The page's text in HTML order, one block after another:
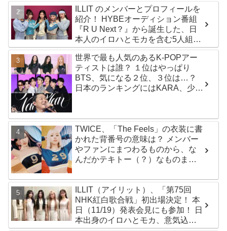
ILLIT のメンバーとプロフィールを
紹介！ HYBEオーディション番組
『R U Next？』から誕生した、日
本人のイロハとモカを含む5人組ガ
ールズグループ！ デビュー曲
「Magnetic」がいきなりの大ヒッ
ト
世界で最も人気のあるK-POPアー
ティストは誰？ １位はやっぱり
BTS、気になる２位、３位は…？
日本のランキングにはKARA、少女
TWICE、「The Feels」の衣装に書
かれた背番号の意味は？ メンバー
やファンにまつわるものから、な
んだかテキトー（？）なものま
ILLIT（アイリット）、「第75回
NHK紅白歌合戦」初出場決定！ 本
日（11/19）発表会見にも参加！ 日
本出身のイロハとモカ、意気込み